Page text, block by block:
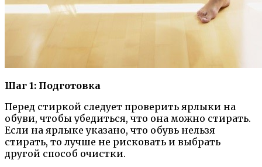
Шаг 1: Подготовка
Перед стиркой следует проверить ярлыки на
обуви, чтобы убедиться, что она можно стирать.
Если на ярлыке указано, что обувь нельзя
стирать, то лучше не рисковать и выбрать
другой способ очистки.